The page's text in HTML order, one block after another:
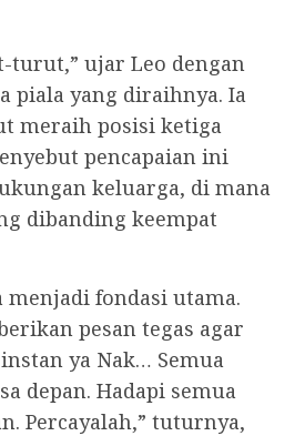
turut,” ujar Leo dengan
piala yang diraihnya. Ia
meraih posisi ketiga
pencapaian ini
keluarga, di mana
dibanding keempat
menjadi fondasi utama.
pesan tegas agar
ya Nak… Semua
depan. Hadapi semua
Percayalah,” tuturnya,